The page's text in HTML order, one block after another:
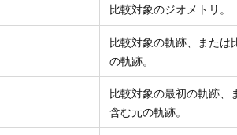
比較対象のジオメトリ。
比較対象の軌跡、または
の軌跡。
比較対象の最初の軌跡、
含む元の軌跡。